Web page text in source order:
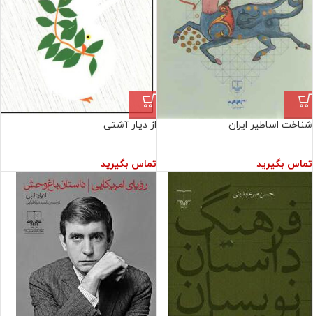
شناخت اساطیر ایران
تماس بگیرید
از دیار آشتی
تماس بگیرید